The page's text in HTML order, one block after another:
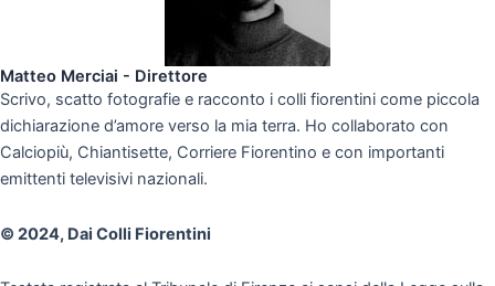
Matteo Merciai - Direttore
Scrivo, scatto fotografie e racconto i colli fiorentini come piccola
dichiarazione d’amore verso la mia terra. Ho collaborato con
Calciopiù, Chiantisette, Corriere Fiorentino e con importanti
emittenti televisivi nazionali.
© 2024, Dai Colli Fiorentini